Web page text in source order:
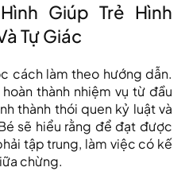
Giúp Trẻ Hình
Tự Giác
cách làm theo hướng dẫn.
thành nhiệm vụ từ đầu
thành thói quen kỷ luật và
sẽ hiểu rằng để đạt được
tập trung, làm việc có kế
chừng.